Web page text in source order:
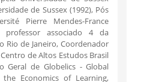
de Sussex (1992), Pós
Pierre Mendes-France
professor associado 4 da
Rio de Janeiro, Coordenador
de Altos Estudos Brasil
Geral de Globelics - Global
Economics of Learning,